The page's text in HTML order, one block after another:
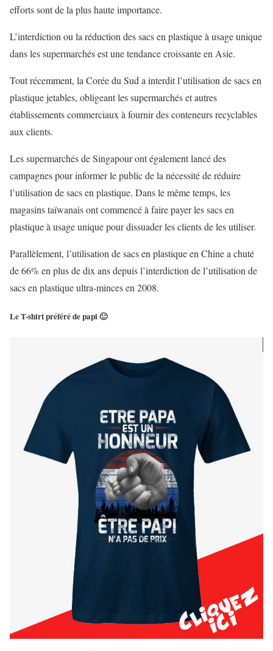
efforts sont de la plus haute importance.
L’interdiction ou la réduction des sacs en plastique à usage unique
dans les supermarchés est une tendance croissante en Asie.
Tout récemment, la Corée du Sud a interdit l’utilisation de sacs en
plastique jetables, obligeant les supermarchés et autres
établissements commerciaux à fournir des conteneurs recyclables
aux clients.
Les supermarchés de Singapour ont également lancé des
campagnes pour informer le public de la nécessité de réduire
l’utilisation de sacs en plastique. Dans le même temps, les
magasins taïwanais ont commencé à faire payer les sacs en
plastique à usage unique pour dissuader les clients de les utiliser.
Parallèlement, l’utilisation de sacs en plastique en Chine a chuté
de 66% en plus de dix ans depuis l’interdiction de l’utilisation de
sacs en plastique ultra-minces en 2008.
Le T-shirt préféré de papi 🙂